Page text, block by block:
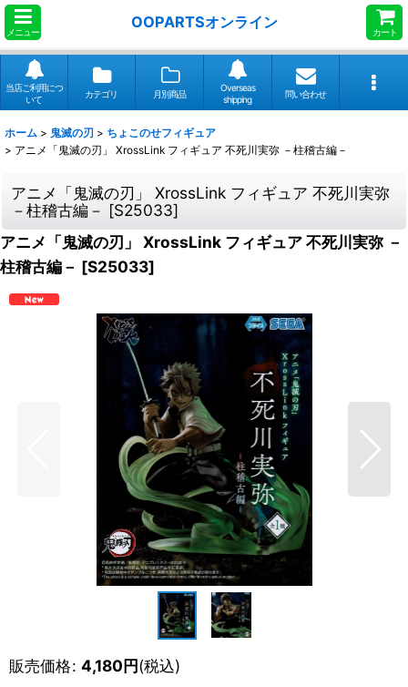
メニュー
OOPARTSオンライン
カート
当店ご利用につ
いて
カテゴリ 月別商品
Overseas
shipping
問い合わせ
ホーム > 鬼滅の刃 > ちょこのせフィギュア
> アニメ「鬼滅の刃」 XrossLink フィギュア 不死川実弥 －柱稽古編－
アニメ「鬼滅の刃」 XrossLink フィギュア 不死川実弥
－柱稽古編－ [S25033]
アニメ「鬼滅の刃」 XrossLink フィギュア 不死川実弥 －
柱稽古編－ [S25033]
販売価格: 4,180円(税込)